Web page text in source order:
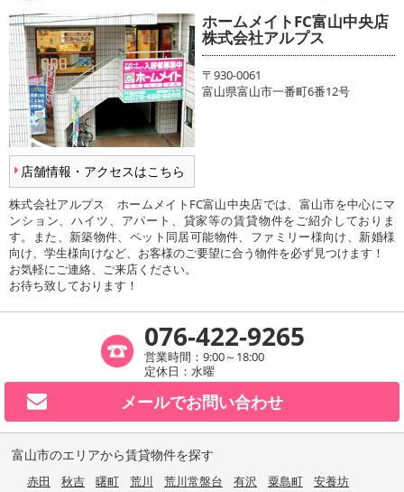
店舗情報・アクセスはこちら
ホームメイトFC富山中央店
株式会社アルプス
〒930-0061
富山県富山市一番町6番12号
株式会社アルプス ホームメイトFC富山中央店では、富山市を中心にマ
ンション、ハイツ、アパート、貸家等の賃貸物件をご紹介しておりま
す。また、新築物件、ペット同居可能物件、ファミリー様向け、新婚様
向け、学生様向けなど、お客様のご要望に合う物件を必ず見つけます！
お気軽にご連絡、ご来店ください。
お待ち致しております！
076-422-9265
営業時間：9:00～18:00
定休日：水曜
メールでお問い合わせ
富山市のエリアから賃貸物件を探す
赤田 秋吉 曙町 荒川 荒川常盤台 有沢 粟島町
安養坊